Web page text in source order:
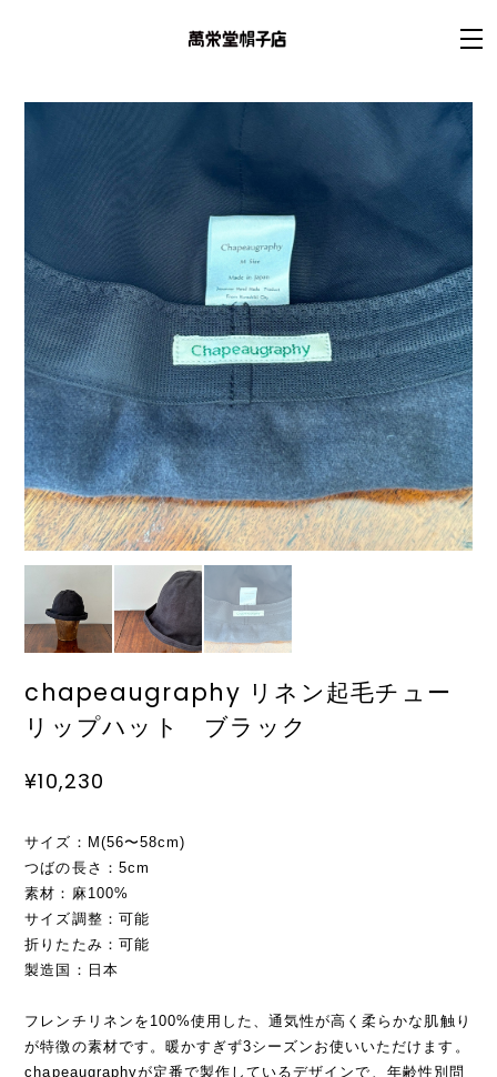
chapeaugraphy リネン起毛チュー
リップハット ブラック
¥10,230
サイズ：M(56〜58cm)
つばの長さ：5cm
素材：麻100%
サイズ調整：可能
折りたたみ：可能
製造国：日本
フレンチリネンを100%使用した、通気性が高く柔らかな肌触り
が特徴の素材です。暖かすぎず3シーズンお使いいただけます。
chapeaugraphyが定番で製作しているデザインで、年齢性別問